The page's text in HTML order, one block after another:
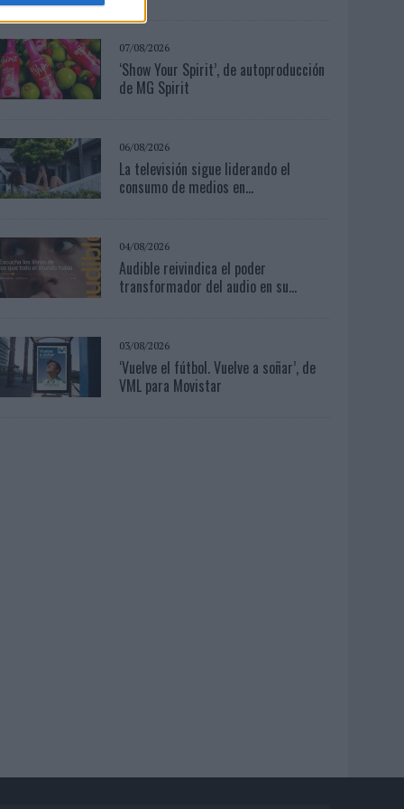
07/08/2026
‘Show Your Spirit’, de autoproducción
de MG Spirit
06/08/2026
La televisión sigue liderando el
consumo de medios en...
04/08/2026
Audible reivindica el poder
transformador del audio en su...
03/08/2026
‘Vuelve el fútbol. Vuelve a soñar’, de
VML para Movistar